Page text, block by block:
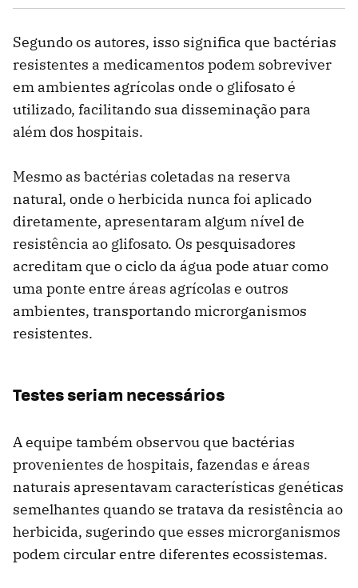
Segundo os autores, isso significa que bactérias
resistentes a medicamentos podem sobreviver
em ambientes agrícolas onde o glifosato é
utilizado, facilitando sua disseminação para
além dos hospitais.
Mesmo as bactérias coletadas na reserva
natural, onde o herbicida nunca foi aplicado
diretamente, apresentaram algum nível de
resistência ao glifosato. Os pesquisadores
acreditam que o ciclo da água pode atuar como
uma ponte entre áreas agrícolas e outros
ambientes, transportando microrganismos
resistentes.
Testes seriam necessários
A equipe também observou que bactérias
provenientes de hospitais, fazendas e áreas
naturais apresentavam características genéticas
semelhantes quando se tratava da resistência ao
herbicida, sugerindo que esses microrganismos
podem circular entre diferentes ecossistemas.